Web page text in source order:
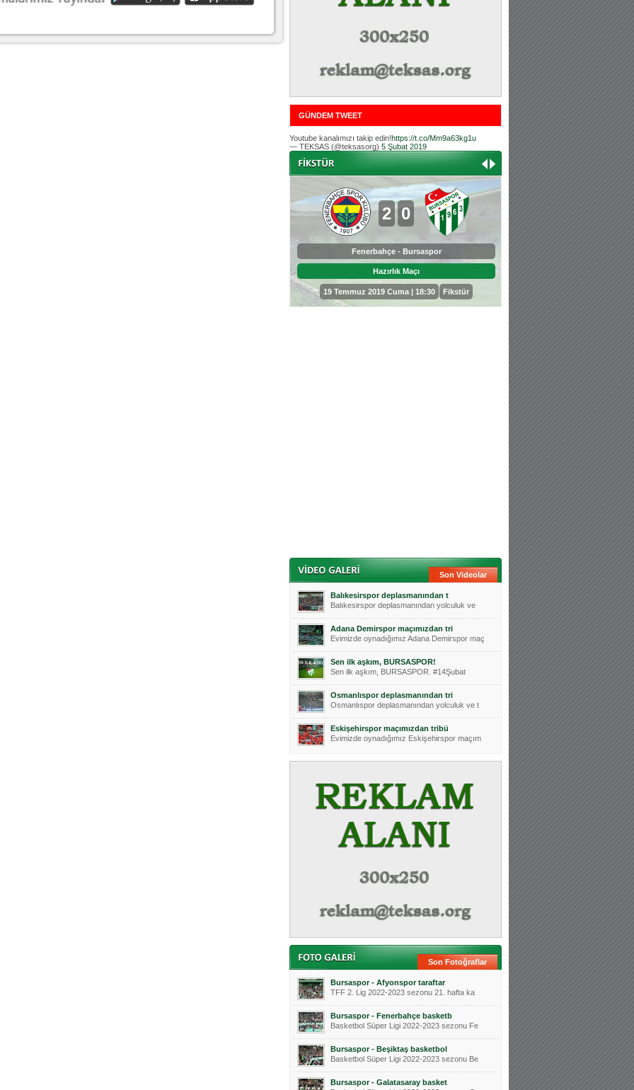
Teksas tribünlerinden Basri İleri'nin dü
Hoş geldin Kerem Bebek!
Tribünlerimizden Mesut Ulusoy'un (Duka)
Hoş geldin Aslan bebek!
Teksas tribününden Kaan İnal'ın dünya ta
Hoş geldin Güneş bebek!
Teksas tribününden Sadettin Çetinoğlu'nu
GÜNDEM TWEET
Youtube kanalımızı takip edin!https://t.co/Mm9a63kg1u
— TEKSAS (@teksasorg) 5 Şubat 2019
2 0
Fenerbahçe - Bursaspor
Hazırlık Maçı
19 Temmuz 2019 Cuma | 18:30 Fikstür
0 3
Bursaspor - Sepahan
Hazırlık Maçı
25 Temmuz 2019 Perşembe |
Son Videolar
Balıkesirspor deplasmanından t
Balıkesirspor deplasmanından yolculuk ve
Adana Demirspor maçımızdan tri
Evimizde oynadığımız Adana Demirspor maç
Sen ilk aşkım, BURSASPOR!
Sen ilk aşkım, BURSASPOR. #14Şubat
Osmanlıspor deplasmanından tri
Osmanlıspor deplasmanından yolculuk ve t
Eskişehirspor maçımızdan tribü
Evimizde oynadığımız Eskişehirspor maçım
Son Fotoğraflar
Bursaspor - Afyonspor taraftar
TFF 2. Lig 2022-2023 sezonu 21. hafta ka
Bursaspor - Fenerbahçe basketb
Basketbol Süper Ligi 2022-2023 sezonu Fe
Bursaspor - Beşiktaş basketbol
Basketbol Süper Ligi 2022-2023 sezonu Be
Bursaspor - Galatasaray basket